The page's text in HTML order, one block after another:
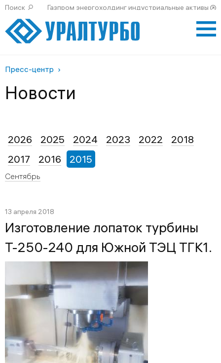
Поиск Газпром энергохолдинг индустриальные активы
Пресс-центр
Новости
2026 2025 2024 2023 2022
2018
2017
2016 2015
Сентябрь
13 апреля 2018
Изготовление лопаток турбины
Т-250-240 для Южной ТЭЦ ТГК1.